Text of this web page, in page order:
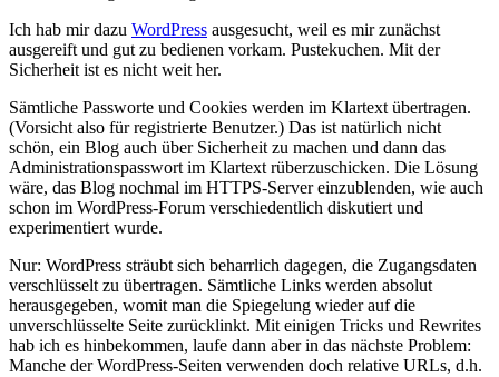
Ich hab mir dazu WordPress ausgesucht, weil es mir zunächst
ausgereift und gut zu bedienen vorkam. Pustekuchen. Mit der
Sicherheit ist es nicht weit her.
Sämtliche Passworte und Cookies werden im Klartext übertragen.
(Vorsicht also für registrierte Benutzer.) Das ist natürlich nicht
schön, ein Blog auch über Sicherheit zu machen und dann das
Administrationspasswort im Klartext rüberzuschicken. Die Lösung
wäre, das Blog nochmal im HTTPS-Server einzublenden, wie auch
schon im WordPress-Forum verschiedentlich diskutiert und
experimentiert wurde.
Nur: WordPress sträubt sich beharrlich dagegen, die Zugangsdaten
verschlüsselt zu übertragen. Sämtliche Links werden absolut
herausgegeben, womit man die Spiegelung wieder auf die
unverschlüsselte Seite zurücklinkt. Mit einigen Tricks und Rewrites
hab ich es hinbekommen, laufe dann aber in das nächste Problem:
Manche der WordPress-Seiten verwenden doch relative URLs, d.h.